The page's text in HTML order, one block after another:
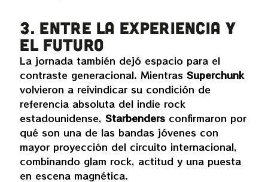
3. Entre la experiencia y
el futuro
La jornada también dejó espacio para el
contraste generacional. MientrasSuperchunk
volvieron a reivindicar su condición de
referencia absoluta del indie rock
estadounidense,Starbenders confirmaron por
qué son una de las bandas jóvenes con
mayor proyección del circuito internacional,
combinando glam rock, actitud y una puesta
en escena magnética.